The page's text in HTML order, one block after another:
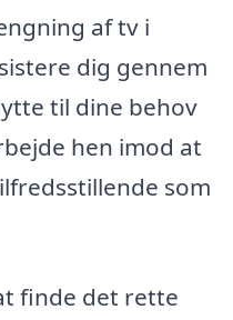
af tv i
dig gennem
til dine behov
hen imod at
som
finde det rette